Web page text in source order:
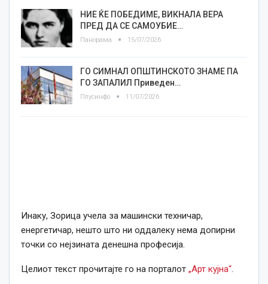
НИЕ ЌЕ ПОБЕДИМЕ, ВИКНАЛА ВЕРА
ПРЕД ДА СЕ САМОУБИЕ…
Панорама 15/07/2026
ГО СИМНАЛ ОПШТИНСКОТО ЗНАМЕ ПА
ГО ЗАПАЛИЛ Приведен…
Плусинфо 11/07/2026
Инаку, Зорица учела за машински техничар,
енергетичар, нешто што ни оддалеку нема допирни
точки со нејзината денешна професија.
Целиот текст прочитајте го на порталот „Арт кујна“.